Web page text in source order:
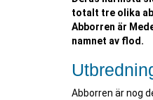
totalt tre olika
Abborren är
namnet av flod.
Abborren är nog